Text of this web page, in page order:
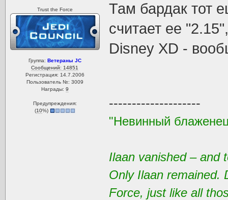
Trust the Force
Группа: Ветераны JC
Сообщений: 14851
Регистрация: 14.7.2006
Пользователь №: 3009
Награды: 9
Предупреждения:
(10%)
Там бардак тот
считает ее
Disney XD -
--------------------
"Невинный
Ilaan vanished – and
Only Ilaan remained.
Force, just like all